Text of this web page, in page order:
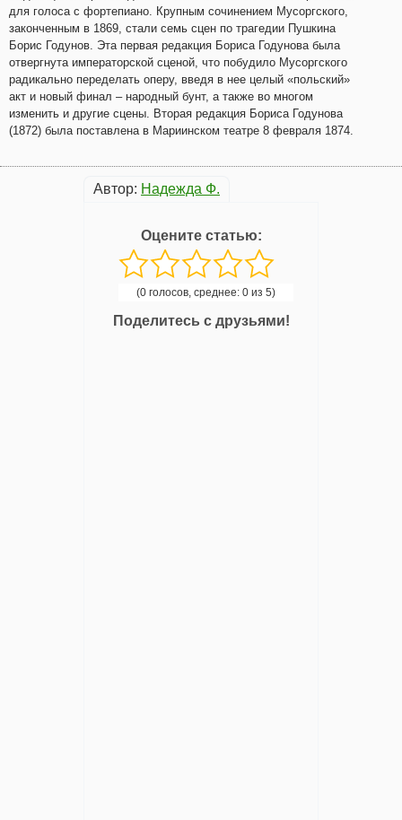
для голоса с фортепиано. Крупным сочинением Мусоргского,
законченным в 1869, стали семь сцен по трагедии Пушкина
Борис Годунов. Эта первая редакция Бориса Годунова была
отвергнута императорской сценой, что побудило Мусоргского
радикально переделать оперу, введя в нее целый «польский»
акт и новый финал – народный бунт, а также во многом
изменить и другие сцены. Вторая редакция Бориса Годунова
(1872) была поставлена в Мариинском театре 8 февраля 1874.
Автор: Надежда Ф.
Оцените статью:
(0 голосов, среднее: 0 из 5)
Поделитесь с друзьями!